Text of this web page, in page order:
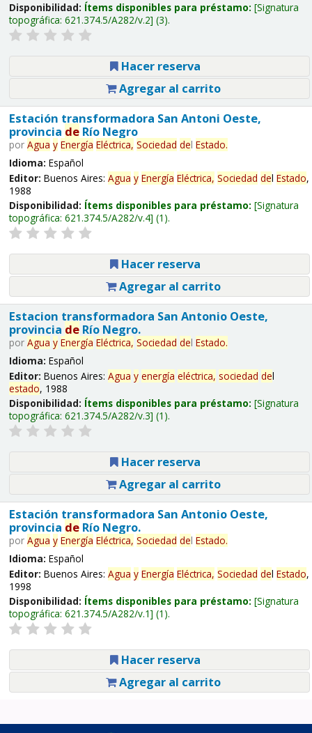
Disponibilidad: Ítems disponibles para préstamo: Signatura
topográfica: 621.374.5/A282/v.2 (3).
Hacer reserva
Agregar al carrito
Estación transformadora San Antoni Oeste,
provincia deRío Negro
por Agua y Energía Eléctrica, Sociedad del Estado.
Idioma: Español
Editor: Buenos Aires: Agua y Energía Eléctrica, Sociedad del Estado,
1988
Disponibilidad: Ítems disponibles para préstamo: Signatura
topográfica: 621.374.5/A282/v.4 (1).
Hacer reserva
Agregar al carrito
Estacion transformadora San Antonio Oeste,
provincia deRío Negro.
por Agua y Energía Eléctrica, Sociedad del Estado.
Idioma: Español
Editor: Buenos Aires: Agua y energía eléctrica, sociedad del
estado, 1988
Disponibilidad: Ítems disponibles para préstamo: Signatura
topográfica: 621.374.5/A282/v.3 (1).
Hacer reserva
Agregar al carrito
Estación transformadora San Antonio Oeste,
provincia deRío Negro.
por Agua y Energía Eléctrica, Sociedad del Estado.
Idioma: Español
Editor: Buenos Aires: Agua y Energía Eléctrica, Sociedad del Estado,
1998
Disponibilidad: Ítems disponibles para préstamo: Signatura
topográfica: 621.374.5/A282/v.1 (1).
Hacer reserva
Agregar al carrito